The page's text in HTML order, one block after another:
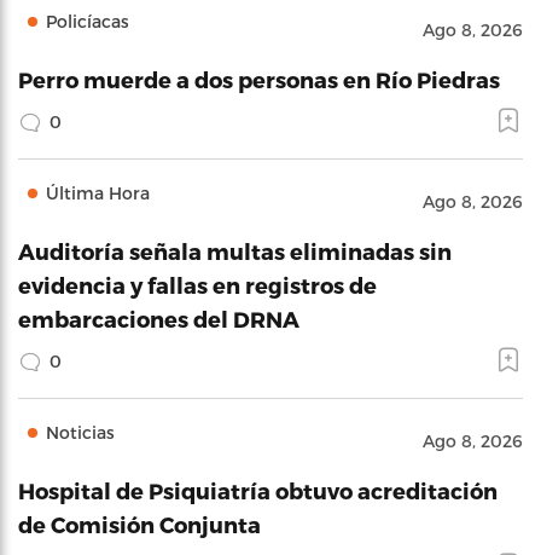
Policíacas Ago 8, 2026
Perro muerde a dos personas en Río Piedras
0
Última Hora Ago 8, 2026
Auditoría señala multas eliminadas sin
evidencia y fallas en registros de
embarcaciones del DRNA
0
Noticias Ago 8, 2026
Hospital de Psiquiatría obtuvo acreditación
de Comisión Conjunta